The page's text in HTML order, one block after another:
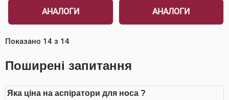
АНАЛОГИ АНАЛОГИ
Показано 14 з 14
Поширені запитання
Яка ціна на аспіратори для носа ?